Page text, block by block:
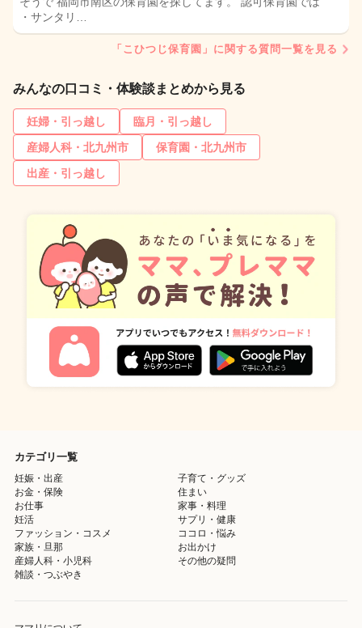
・サンタリ…
「こひつじ保育園」に関する質問一覧を見る
みんなの口コミ・体験談まとめから見る
妊婦・引っ越し
臨月・引っ越し
産婦人科・北九州市
保育園・北九州市
出産・引っ越し
カテゴリ一覧
妊娠・出産
子育て・グッズ
お金・保険
住まい
お仕事
家事・料理
妊活
サプリ・健康
ファッション・コスメ
ココロ・悩み
家族・旦那
お出かけ
産婦人科・小児科
その他の疑問
雑談・つぶやき